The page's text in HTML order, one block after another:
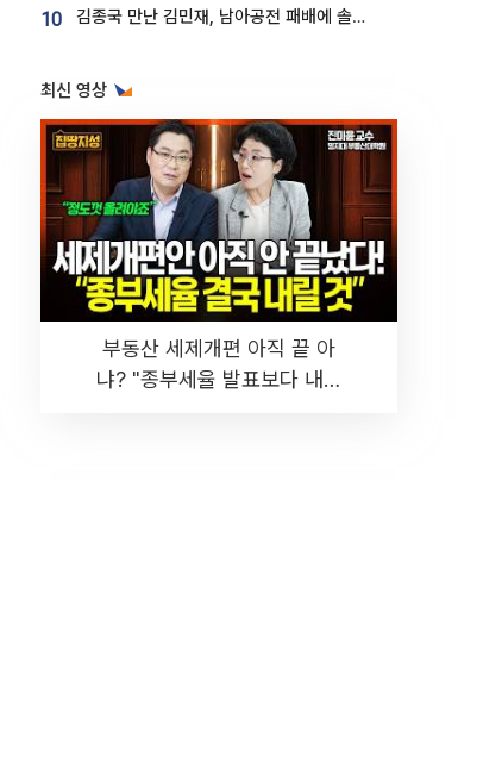
10 김종국 만난 김민재, 남아공전 패배에 솔직한 속내⋯"선수들도 못하긴 했다"
최신 영상
부동산 세제개편 아직 끝 아
냐? "종부세율 발표보다 내릴